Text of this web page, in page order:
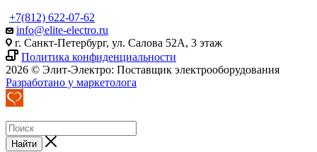
+7(812) 622-07-62
info@elite-electro.ru
г. Санкт-Петербург, ул. Салова 52А, 3 этаж
Политика конфиденциальности
2026 © Элит-Электро: Поставщик электрооборудования
Разработано у маркетолога
Найти